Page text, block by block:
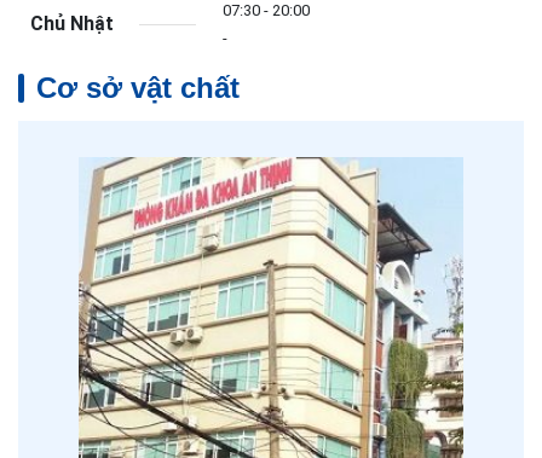
Chủ Nhật
07:30 - 20:00
-
Cơ sở vật chất